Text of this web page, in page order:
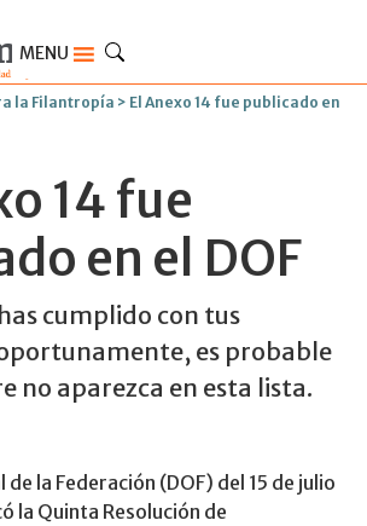
MENU
la Filantropía > El Anexo 14 fue publicado en
14 fue
en el DOF
cumplido con tus
es probable
no aparezca en esta lista.
de la Federación (DOF) del 15 de julio
la Quinta Resolución de